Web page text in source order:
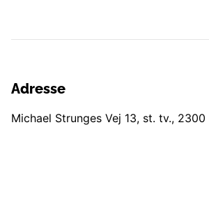
Adresse
Michael Strunges Vej 13, st. tv., 2300